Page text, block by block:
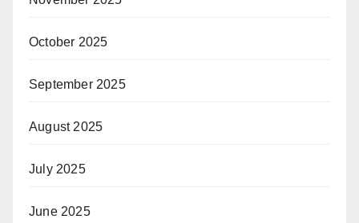
October 2025
September 2025
August 2025
July 2025
June 2025